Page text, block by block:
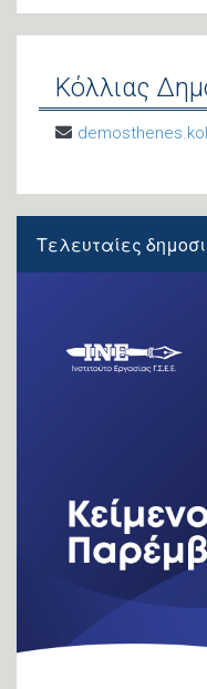
Κόλλιας
Τελευταίες